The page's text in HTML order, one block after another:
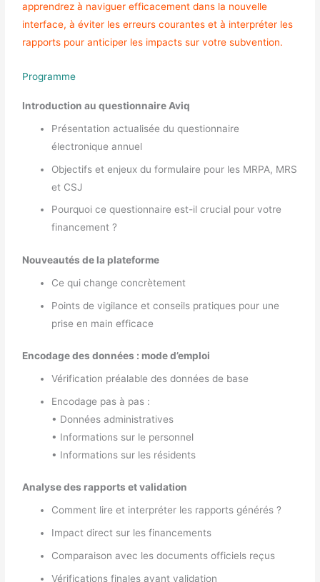
apprendrez à naviguer efficacement dans la nouvelle
interface, à éviter les erreurs courantes et à interpréter les
rapports pour anticiper les impacts sur votre subvention.
Programme
Introduction au questionnaire Aviq
Présentation actualisée du questionnaire
électronique annuel
Objectifs et enjeux du formulaire pour les MRPA, MRS
et CSJ
Pourquoi ce questionnaire est-il crucial pour votre
financement ?
Nouveautés de la plateforme
Ce qui change concrètement
Points de vigilance et conseils pratiques pour une
prise en main efficace
Encodage des données : mode d’emploi
Vérification préalable des données de base
Encodage pas à pas :
• Données administratives
• Informations sur le personnel
• Informations sur les résidents
Analyse des rapports et validation
Comment lire et interpréter les rapports générés ?
Impact direct sur les financements
Comparaison avec les documents officiels reçus
Vérifications finales avant validation